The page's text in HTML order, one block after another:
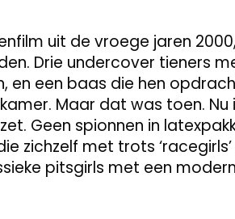
uit de vroege jaren
Drie undercover tieners
en een baas die hen
Maar dat was toen. Nu
Geen spionnen in
zichzelf met trots
pitsgirls met een